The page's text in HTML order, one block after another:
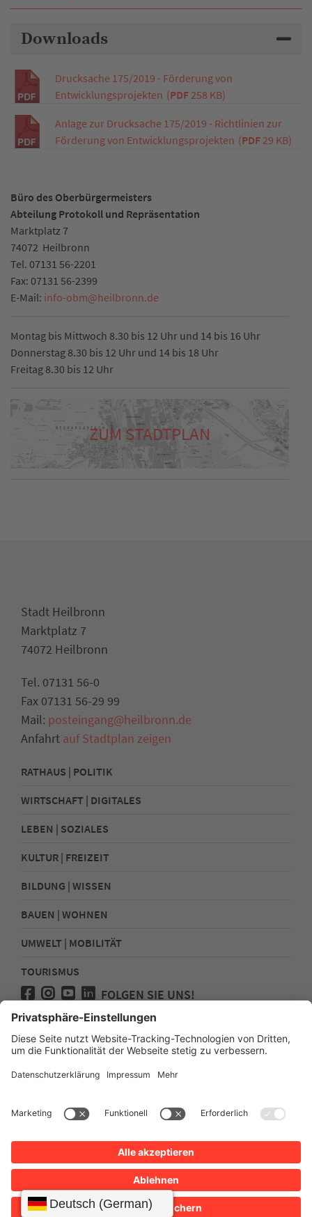
Downloads
Drucksache 175/2019 - Förderung von
Entwicklungsprojekten (PDF 258 KB)
Anlage zur Drucksache 175/2019 - Richtlinien zur
Förderung von Entwicklungsprojekten (PDF 29 KB)
Büro des Oberbürgermeisters
Abteilung Protokoll und Repräsentation
Marktplatz 7
74072 Heilbronn
Tel. 07131 56-2201
Fax: 07131 56-2399
E-Mail: info-obm@heilbronn.de
Montag bis Mittwoch 8.30 bis 12 Uhr und 14 bis 16 Uhr
Donnerstag 8.30 bis 12 Uhr und 14 bis 18 Uhr
Freitag 8.30 bis 12 Uhr
ZUM STADTPLAN
Stadt Heilbronn
Marktplatz 7
74072 Heilbronn
Tel. 07131 56-0
Fax 07131 56-29 99
Mail: posteingang@heilbronn.de
Anfahrt auf Stadtplan zeigen
RATHAUS | POLITIK
WIRTSCHAFT | DIGITALES
LEBEN | SOZIALES
KULTUR | FREIZEIT
BILDUNG | WISSEN
BAUEN | WOHNEN
UMWELT | MOBILITÄT
TOURISMUS
FOLGEN SIE UNS!
Presse
Kontakt
Impressum
Sitemap